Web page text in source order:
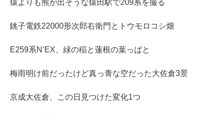
猿よりも熊が出そうな猿田駅で209系を撮る
銚子電鉄22000形次郎右衛門とトウモロコシ畑
E259系N’EX、緑の稲と蓮根の葉っぱと
梅雨明け前だったけど真っ青な空だった大佐倉3景
京成大佐倉、この日見つけた変化1つ